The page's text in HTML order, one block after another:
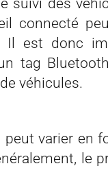
suivi des
connecté
Il est donc
tag
véhicules.
varier en
le